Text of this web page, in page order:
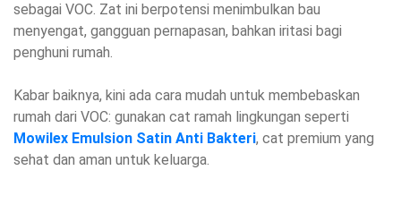
sebagai VOC. Zat ini berpotensi menimbulkan bau
menyengat, gangguan pernapasan, bahkan iritasi bagi
penghuni rumah.
Kabar baiknya, kini ada cara mudah untuk membebaskan
rumah dari VOC: gunakan cat ramah lingkungan seperti
Mowilex Emulsion Satin Anti Bakteri, cat premium yang
sehat dan aman untuk keluarga.